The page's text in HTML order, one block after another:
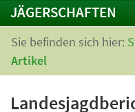
JÄGERSCHAFTEN
Sie befinden sich hier:
Artikel